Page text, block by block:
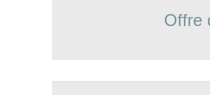
Offre